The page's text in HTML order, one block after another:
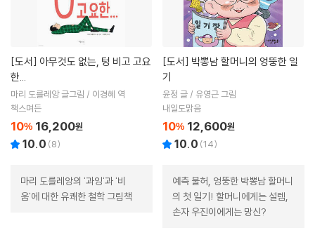
[도서]
한...
마리 도를레앙 글그림 / 이경혜 역
책스며든
10% 16,200원
10.0 (8)
마리 도를레앙의 '과잉'과 '비
움'에 대한 유쾌한 철학 그림책
[도서]
기
윤정 글 / 유영근 그림
내일도맑음
10% 12,600원
10.0 (14)
예측 불허, 엉뚱한 박뽕남 할머니
의 첫 일기! 할머니에게는 설렘,
손자 우진이에게는 망신?